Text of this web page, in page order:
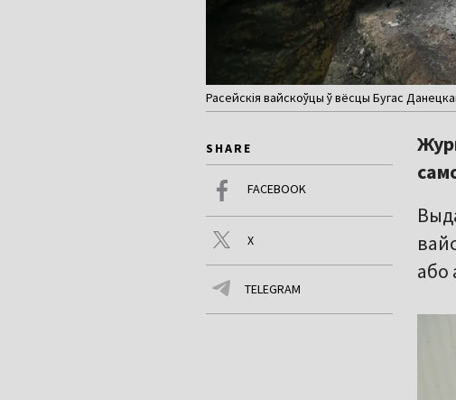
Расейскія вайскоўцы ў вёсцы Бугас
SHARE
FACEBOOK
X
TELEGRAM
або